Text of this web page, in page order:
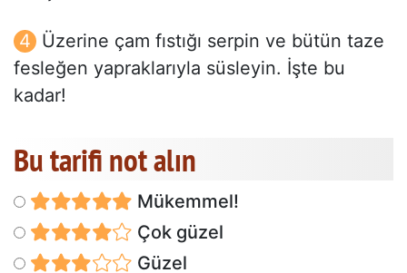
Üzerine çam fıstığı serpin ve bütün taze
fesleğen yapraklarıyla süsleyin. İşte bu
kadar!
Bu tarifi not alın
Mükemmel!
Çok güzel
Güzel